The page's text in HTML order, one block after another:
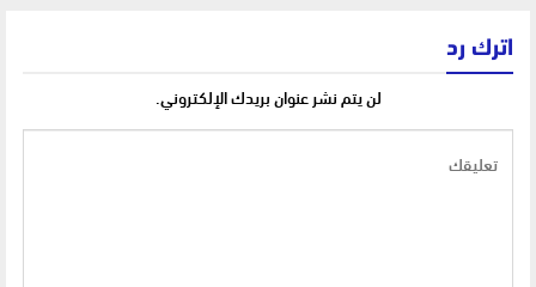
اترك رد
لن يتم نشر عنوان بريدك الإلكتروني.